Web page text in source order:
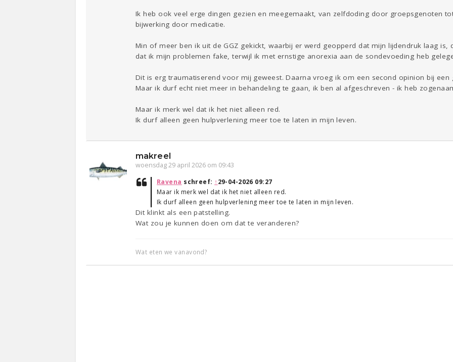
Ik heb ook veel erge dingen gezien en meegemaakt, van zelfdoding door groepsgenoten
bijwerking door medicatie.
Min of meer ben ik uit de GGZ gekickt, waarbij er werd geopperd dat mijn lijdendruk laag is,
dat ik mijn problemen fake, terwijl ik met ernstige anorexia aan de sondevoeding heb
Dit is erg traumatiserend voor mij geweest. Daarna vroeg ik om een second opinion bij een
Maar ik durf echt niet meer in behandeling te gaan, ik ben al afgeschreven - ik heb
Maar ik merk wel dat ik het niet alleen red.
Ik durf alleen geen hulpverlening meer toe te laten in mijn leven.
makreel
woensdag 29 april 2026 om 09:43
Ravena schreef: ↑29-04-2026 09:27
Maar ik merk wel dat ik het niet alleen red.
Ik durf alleen geen hulpverlening meer toe te laten in mijn leven.
Dit klinkt als een patstelling.
Wat zou je kunnen doen om dat te veranderen?
Wat eten we vanavond?